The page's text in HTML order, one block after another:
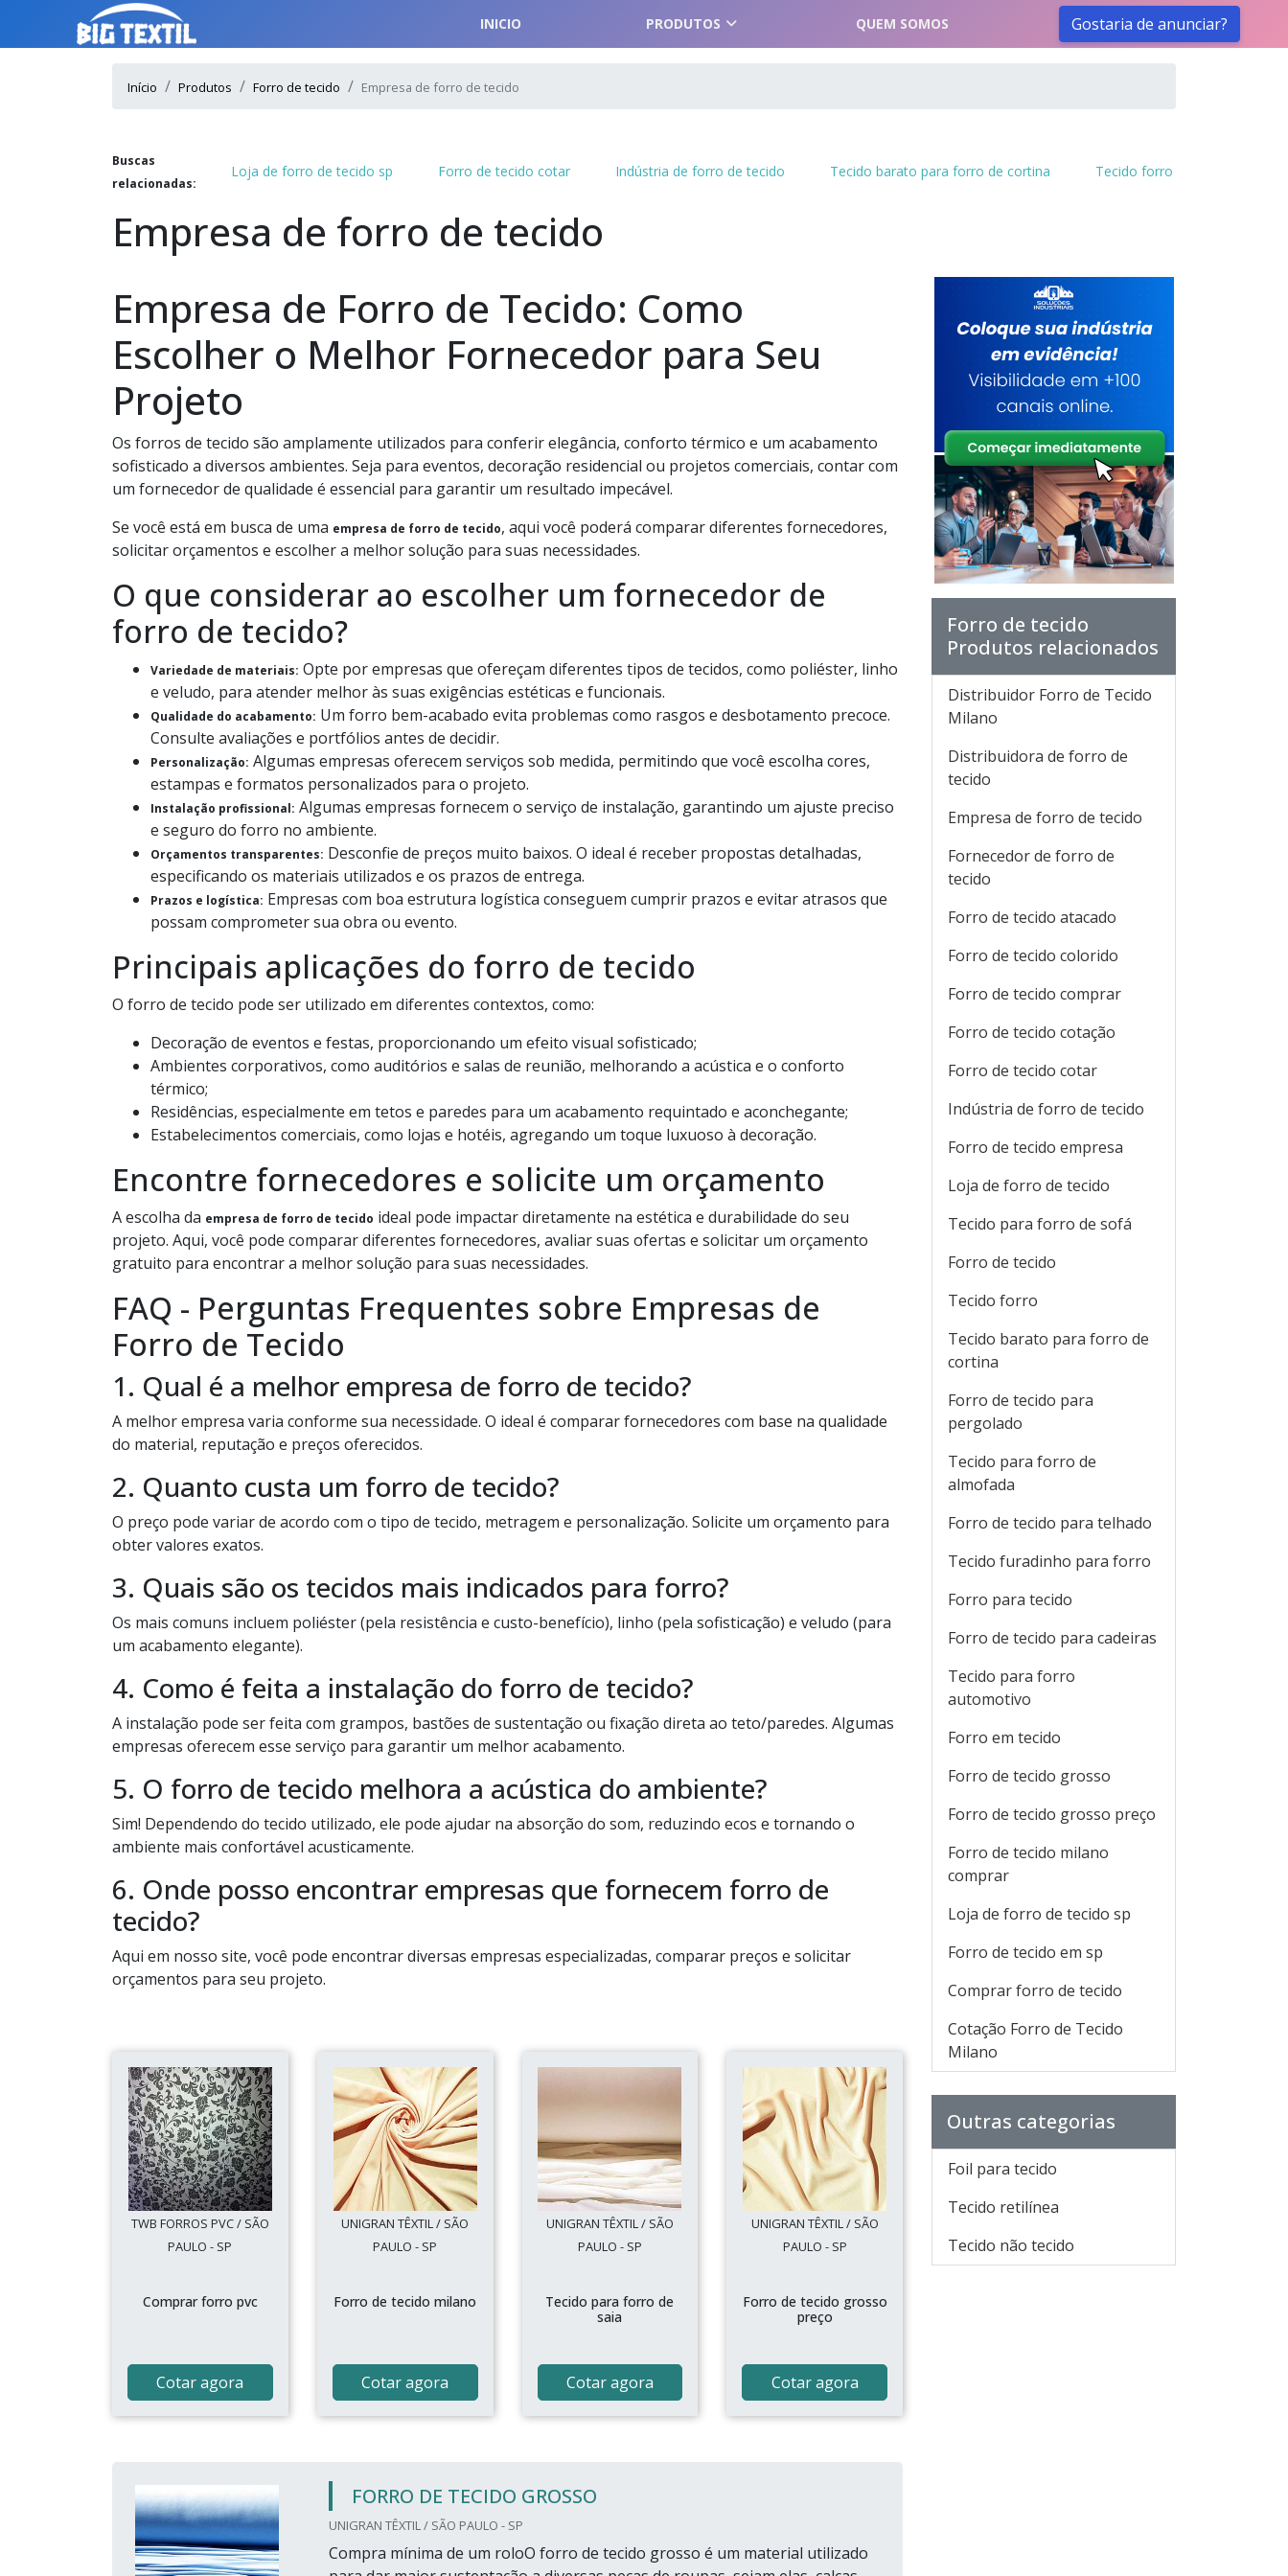
INICIO PRODUTOS QUEM SOMOS Gostaria de anunciar?
Início Produtos Forro de tecido Empresa de forro de tecido
Buscas
relacionadas:
Loja de forro de tecido sp Forro de tecido cotar Indústria de forro de tecido Tecido barato para forro de cortina Tecido forro
Empresa de forro de tecido
Empresa de Forro de Tecido: Como
Escolher o Melhor Fornecedor para Seu
Projeto
Os forros de tecido são amplamente utilizados para conferir elegância, conforto térmico e um acabamento
sofisticado a diversos ambientes. Seja para eventos, decoração residencial ou projetos comerciais, contar com
um fornecedor de qualidade é essencial para garantir um resultado impecável.
Se você está em busca de uma empresa de forro de tecido, aqui você poderá comparar diferentes fornecedores,
solicitar orçamentos e escolher a melhor solução para suas necessidades.
O que considerar ao escolher um fornecedor de
forro de tecido?
Variedade de materiais: Opte por empresas que ofereçam diferentes tipos de tecidos, como poliéster, linho
e veludo, para atender melhor às suas exigências estéticas e funcionais.
Qualidade do acabamento: Um forro bem-acabado evita problemas como rasgos e desbotamento precoce.
Consulte avaliações e portfólios antes de decidir.
Personalização: Algumas empresas oferecem serviços sob medida, permitindo que você escolha cores,
estampas e formatos personalizados para o projeto.
Instalação profissional: Algumas empresas fornecem o serviço de instalação, garantindo um ajuste preciso
e seguro do forro no ambiente.
Orçamentos transparentes: Desconfie de preços muito baixos. O ideal é receber propostas detalhadas,
especificando os materiais utilizados e os prazos de entrega.
Prazos e logística: Empresas com boa estrutura logística conseguem cumprir prazos e evitar atrasos que
possam comprometer sua obra ou evento.
Principais aplicações do forro de tecido
O forro de tecido pode ser utilizado em diferentes contextos, como:
Decoração de eventos e festas, proporcionando um efeito visual sofisticado;
Ambientes corporativos, como auditórios e salas de reunião, melhorando a acústica e o conforto
térmico;
Residências, especialmente em tetos e paredes para um acabamento requintado e aconchegante;
Estabelecimentos comerciais, como lojas e hotéis, agregando um toque luxuoso à decoração.
Encontre fornecedores e solicite um orçamento
A escolha da empresa de forro de tecido ideal pode impactar diretamente na estética e durabilidade do seu
projeto. Aqui, você pode comparar diferentes fornecedores, avaliar suas ofertas e solicitar um orçamento
gratuito para encontrar a melhor solução para suas necessidades.
FAQ - Perguntas Frequentes sobre Empresas de
Forro de Tecido
1. Qual é a melhor empresa de forro de tecido?
A melhor empresa varia conforme sua necessidade. O ideal é comparar fornecedores com base na qualidade
do material, reputação e preços oferecidos.
2. Quanto custa um forro de tecido?
O preço pode variar de acordo com o tipo de tecido, metragem e personalização. Solicite um orçamento para
obter valores exatos.
3. Quais são os tecidos mais indicados para forro?
Os mais comuns incluem poliéster (pela resistência e custo-benefício), linho (pela sofisticação) e veludo (para
um acabamento elegante).
4. Como é feita a instalação do forro de tecido?
A instalação pode ser feita com grampos, bastões de sustentação ou fixação direta ao teto/paredes. Algumas
empresas oferecem esse serviço para garantir um melhor acabamento.
5. O forro de tecido melhora a acústica do ambiente?
Sim! Dependendo do tecido utilizado, ele pode ajudar na absorção do som, reduzindo ecos e tornando o
ambiente mais confortável acusticamente.
6. Onde posso encontrar empresas que fornecem forro de
tecido?
Aqui em nosso site, você pode encontrar diversas empresas especializadas, comparar preços e solicitar
orçamentos para seu projeto.
TWB FORROS PVC / SÃO
PAULO - SP
Comprar forro pvc
Cotar agora
UNIGRAN TÊXTIL / SÃO
PAULO - SP
Forro de tecido milano
Cotar agora
UNIGRAN TÊXTIL / SÃO
PAULO - SP
Tecido para forro de
saia
Cotar agora
UNIGRAN TÊXTIL / SÃO
PAULO - SP
Forro de tecido grosso
preço
Cotar agora
FORRO DE TECIDO GROSSO
UNIGRAN TÊXTIL / SÃO PAULO - SP
Compra mínima de um roloO forro de tecido grosso é um material utilizado
Forro de tecido
Produtos relacionados
Distribuidor Forro de Tecido
Milano
Distribuidora de forro de
tecido
Empresa de forro de tecido
Fornecedor de forro de
tecido
Forro de tecido atacado
Forro de tecido colorido
Forro de tecido comprar
Forro de tecido cotação
Forro de tecido cotar
Indústria de forro de tecido
Forro de tecido empresa
Loja de forro de tecido
Tecido para forro de sofá
Forro de tecido
Tecido forro
Tecido barato para forro de
cortina
Forro de tecido para
pergolado
Tecido para forro de
almofada
Forro de tecido para telhado
Tecido furadinho para forro
Forro para tecido
Forro de tecido para cadeiras
Tecido para forro
automotivo
Forro em tecido
Forro de tecido grosso
Forro de tecido grosso preço
Forro de tecido milano
comprar
Loja de forro de tecido sp
Forro de tecido em sp
Comprar forro de tecido
Cotação Forro de Tecido
Milano
Outras categorias
Foil para tecido
Tecido retilínea
Tecido não tecido